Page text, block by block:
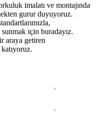
imalatı ve montajında
gurur duyuyoruz.
için buradayız.
araya getiren